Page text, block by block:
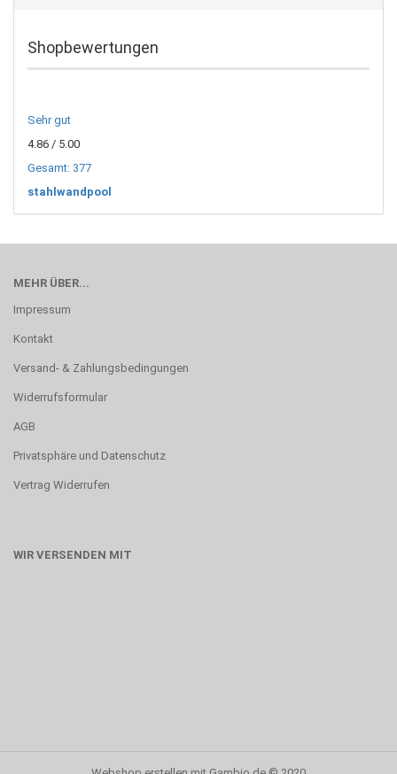
Shopbewertungen
Sehr gut
4.86 / 5.00
Gesamt: 377
stahlwandpool
MEHR ÜBER...
Impressum
Kontakt
Versand- & Zahlungsbedingungen
Widerrufsformular
AGB
Privatsphäre und Datenschutz
Vertrag Widerrufen
WIR VERSENDEN MIT